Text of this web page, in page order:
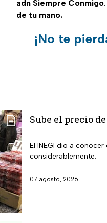
adn Siempre Conmigo
de tu mano.
¡No te
Sube el precio
El INEGI dio a
considerablemente.
07 agosto, 2026